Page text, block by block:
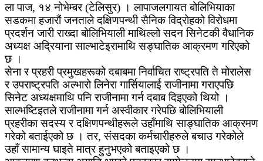
ला पाज, १४ नोभेम्बर (टेलिसुर) । लापाजलगायत बोलिभियाका
सडकमा हजारौं जनताले दक्षिणपन्थी सैनिक विद्रोहको विरोधमा
प्रदर्शन जारी राख्दा बोलिभियाली माथिल्लो सदन सिनेटकी वैधानिक
अध्यक्ष अद्रियाना साल्भाटेइरामाथि सङ्घातिक आक्रमण गरिएको
छ ।
सेना र प्रहरी प्रमुखहरूको दबाबमा निर्वाचित राष्ट्रपति ते मोरालेस
र उपराष्ट्रपति अल्भारो लिनेरा गार्सियालाई राजीनामा गराएपछि
सिनेट अध्यक्षमाथि पनि राजीनामा गर्न दबाब दिइएको थियो ।
साल्भष्टिइतले राजीनामा गर्न अस्वीकार गरेपछि बोलिभियाली
प्रहरीका सदस्य र दक्षिणपन्थीहरूले उहाँमाथि साङ्घातिक आक्रमण
गरेको बताईएको छ । तर, संसदका कर्मचारीहरुले बचाउ गरेकोले
उहाँ सामान्य घाइते मात्र हुनुभएको बताइएको छ ।